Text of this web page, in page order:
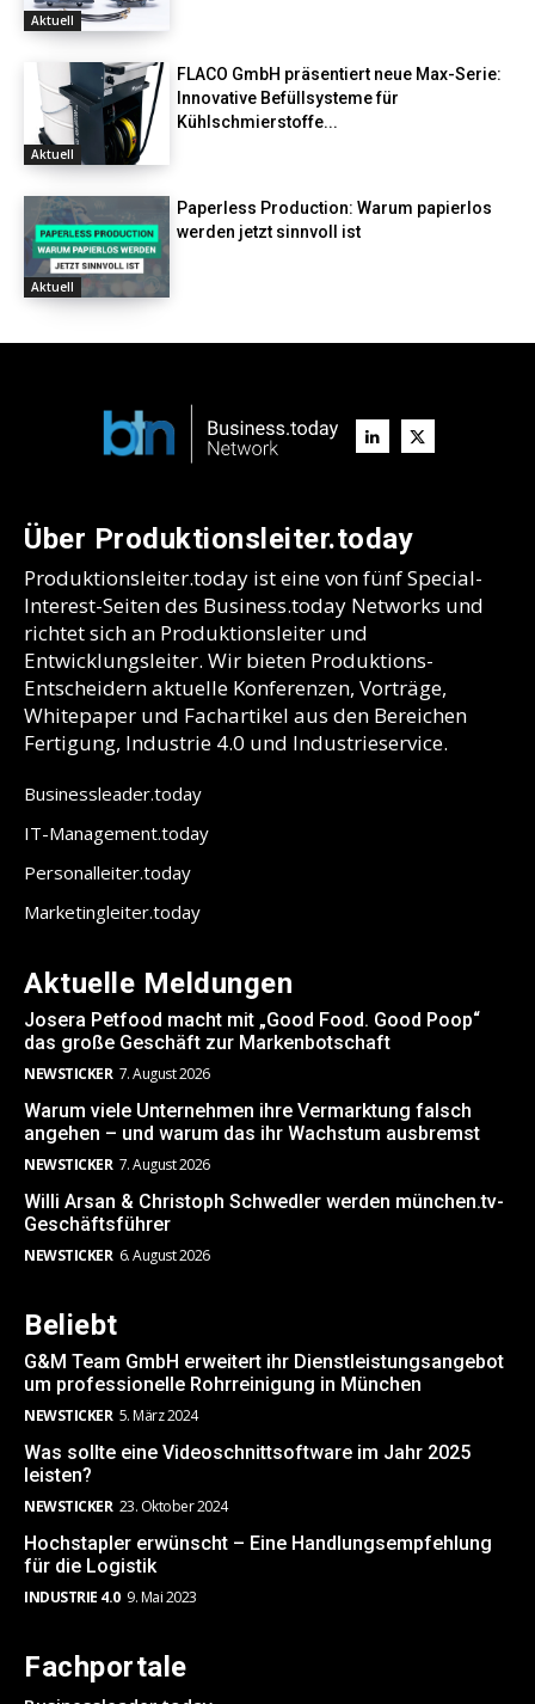
Aktuell
Aktuell
FLACO GmbH präsentiert neue Max-Serie:
Innovative Befüllsysteme für
Kühlschmierstoffe...
Aktuell
Paperless Production: Warum papierlos
werden jetzt sinnvoll ist
Über Produktionsleiter.today
Produktionsleiter.today ist eine von fünf Special-
Interest-Seiten des Business.today Networks und
richtet sich an Produktionsleiter und
Entwicklungsleiter. Wir bieten Produktions-
Entscheidern aktuelle Konferenzen, Vorträge,
Whitepaper und Fachartikel aus den Bereichen
Fertigung, Industrie 4.0 und Industrieservice.
Businessleader.today
IT-Management.today
Personalleiter.today
Marketingleiter.today
Aktuelle Meldungen
Josera Petfood macht mit „Good Food. Good Poop“
das große Geschäft zur Markenbotschaft
NEWSTICKER 7. August 2026
Warum viele Unternehmen ihre Vermarktung falsch
angehen – und warum das ihr Wachstum ausbremst
NEWSTICKER 7. August 2026
Willi Arsan & Christoph Schwedler werden münchen.tv-
Geschäftsführer
NEWSTICKER 6. August 2026
Beliebt
G&M Team GmbH erweitert ihr Dienstleistungsangebot
um professionelle Rohrreinigung in München
NEWSTICKER 5. März 2024
Was sollte eine Videoschnittsoftware im Jahr 2025
leisten?
NEWSTICKER 23. Oktober 2024
Hochstapler erwünscht – Eine Handlungsempfehlung
für die Logistik
INDUSTRIE 4.0 9. Mai 2023
Fachportale